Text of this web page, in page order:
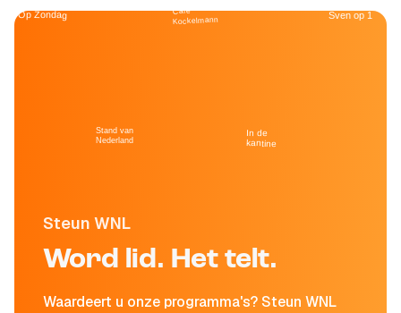
Steun WNL
Word lid. Het telt.
Waardeert u onze programma's? Steun WNL
Op Zondag
Stand van
Nederland
Café
Kockelmann
In de
kantine
Sven op 1